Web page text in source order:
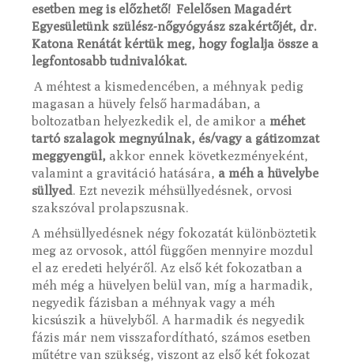
esetben meg is előzhető! Felelősen Magadért
Egyesületünk szülész-nőgyógyász szakértőjét, dr.
Katona Renátát kértük meg, hogy foglalja össze a
legfontosabb tudnivalókat.
A méhtest a kismedencében, a méhnyak pedig
magasan a hüvely felső harmadában, a
boltozatban helyezkedik el, de amikor a méhet
tartó szalagok megnyúlnak, és/vagy a gátizomzat
meggyengül, akkor ennek következményeként,
valamint a gravitáció hatására, a méh a hüvelybe
süllyed. Ezt nevezik méhsüllyedésnek, orvosi
szakszóval prolapszusnak.
A méhsüllyedésnek négy fokozatát különböztetik
meg az orvosok, attól függően mennyire mozdul
el az eredeti helyéről. Az első két fokozatban a
méh még a hüvelyen belül van, míg a harmadik,
negyedik fázisban a méhnyak vagy a méh
kicsúszik a hüvelyből. A harmadik és negyedik
fázis már nem visszafordítható, számos esetben
műtétre van szükség, viszont az első két fokozat